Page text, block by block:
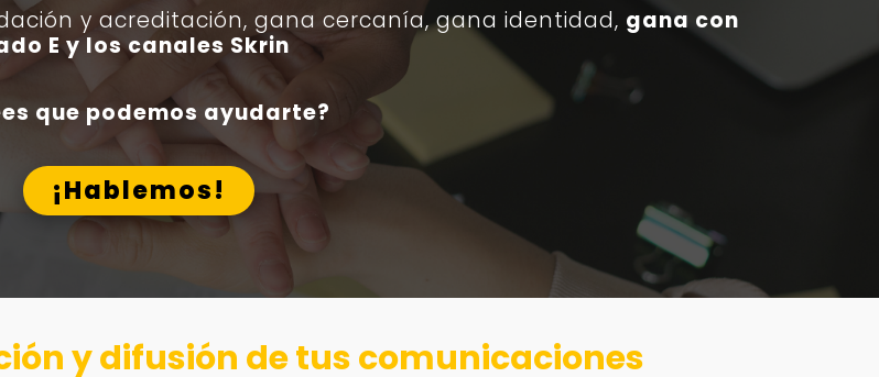
y acreditación, gana cercanía, gana identidad, gana con
E y los canales Skrin
que podemos ayudarte?
¡Hablemos!
y difusión de tus comunicaciones